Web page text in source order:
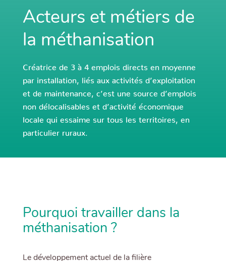
Acteurs et métiers de
la méthanisation
Créatrice de 3 à 4 emplois directs en moyenne
par installation, liés aux activités d’exploitation
et de maintenance, c’est une source d’emplois
non délocalisables et d’activité économique
locale qui essaime sur tous les territoires, en
particulier ruraux.
Pourquoi travailler dans la
méthanisation ?
Le développement actuel de la filière